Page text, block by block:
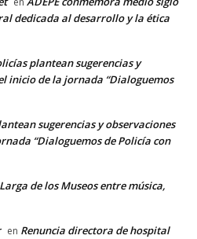
dedicada al desarrollo y la ética
plantean sugerencias y
inicio de la jornada “Dialoguemos
sugerencias y observaciones
“Dialoguemos de Policía con
de los Museos entre música,
en Renuncia directora de hospital